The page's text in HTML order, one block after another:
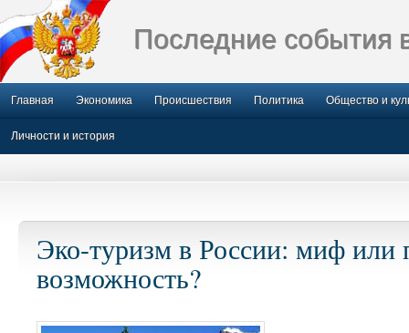
Последние события
Главная Экономика Происшествия Политика Общество и
Личности и история
Эко-туризм в России: миф или
возможность?